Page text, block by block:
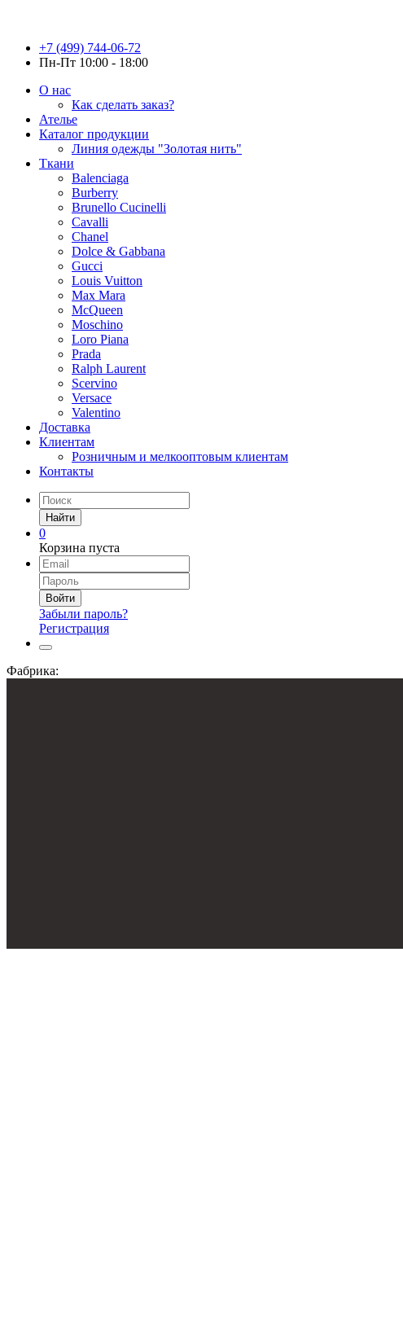
+7 (499) 744-06-72
Пн-Пт 10:00 - 18:00
О нас
Как сделать заказ?
Ателье
Каталог продукции
Линия одежды "Золотая нить"
Ткани
Balenciaga
Burberry
Brunello Cucinelli
Cavalli
Chanel
Dolce & Gabbana
Gucci
Louis Vuitton
Max Mara
McQueen
Moschino
Loro Piana
Prada
Ralph Laurent
Scervino
Versace
Valentino
Доставка
Клиентам
Розничным и мелкооптовым клиентам
Контакты
Найти
0
Корзина пуста
Войти
Забыли пароль?
Регистрация
Фабрика: